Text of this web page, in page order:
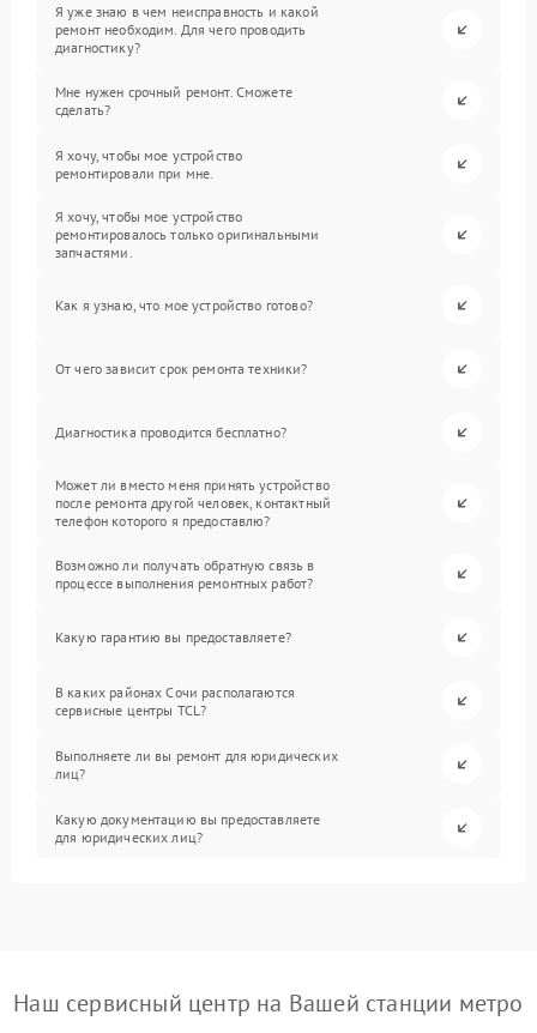
Я уже знаю в чем неисправность и какой
ремонт необходим. Для чего проводить
диагностику?
Мне нужен срочный ремонт. Сможете
сделать?
Я хочу, чтобы мое устройство
ремонтировали при мне.
Я хочу, чтобы мое устройство
ремонтировалось только оригинальными
запчастями.
Как я узнаю, что мое устройство готово?
От чего зависит срок ремонта техники?
Диагностика проводится бесплатно?
Может ли вместо меня принять устройство
после ремонта другой человек, контактный
телефон которого я предоставлю?
Возможно ли получать обратную связь в
процессе выполнения ремонтных работ?
Какую гарантию вы предоставляете?
В каких районах Сочи располагаются
сервисные центры TCL?
Выполняете ли вы ремонт для юридических
лиц?
Какую документацию вы предоставляете
для юридических лиц?
Наш сервисный центр на Вашей станции метро